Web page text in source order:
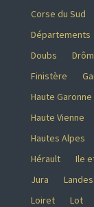
Corse du Sud
Départements
Doubs
Finistère
Haute Garonne
Haute Vienne
Hautes Alpes
Hérault
Ile
Jura
Landes
Loiret
Lot